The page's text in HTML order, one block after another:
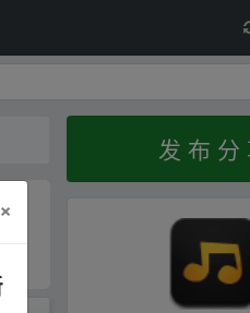
发 布 分
×